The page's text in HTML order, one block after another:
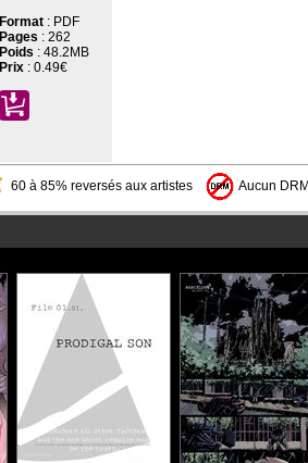
Format : PDF
Pages : 262
Poids : 48.2MB
Prix : 0.49€
60 à 85% reversés aux artistes Aucun